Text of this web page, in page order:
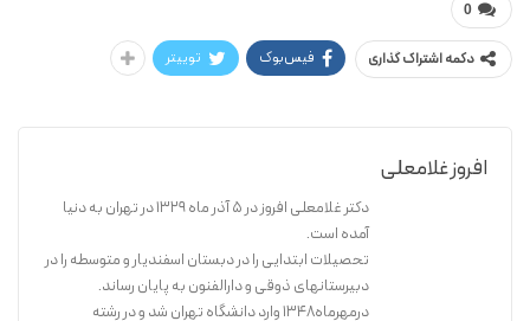
0
دکمه اشتراک گذاری فیس‌بوک توییتر
افروز غلامعلی
دکتر غلامعلی افروز در 5 آذر ماه 1329 در تهران به دنیا
آمده است.
تحصیلات ابتدایی را در دبستان اسفندیار و متوسطه را در
دبیرستانهای ذوقی و دارالفنون به پایان رساند.
درمهرماه1348 وارد دانشگاه تهران شد و در رشته